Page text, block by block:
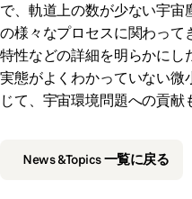
で、軌道上の数が少ない宇
の様々なプロセスに関わっ
特性などの詳細を明らかにし
実態がよくわかっていない
じて、宇宙環境問題への貢献
News &Topics 一覧に戻る